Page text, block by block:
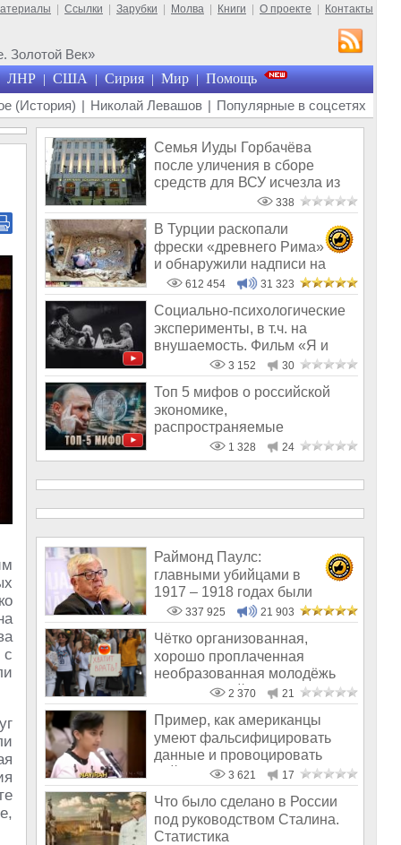
Ссылки Зарубки Молва Книги О проекте Контакты
Золотой Век»
ЛНР | США | Сирия | Мир | Помощь
(История) | Николай Левашов | Популярные в соцсетях
Семья Иуды Горбачёва
после уличения в сборе
средств для ВСУ исчезла из
338
В Турции раскопали
фрески «древнего Рима»
и обнаружили надписи на
Русском!
612 454 31 323
Социально-психологические
эксперименты, в т.ч. на
внушаемость. Фильм «Я и
3 152 30
Топ 5 мифов о российской
экономике,
распространяемые
политическими шулерами
1 328 24
Раймонд Паулс:
главными убийцами в
1917 – 1918 годах были
латыши и евреи, а не русс
337 925 21 903
Чётко организованная,
хорошо проплаченная
необразованная молодёжь
снесёт любой режи
2 370 21
Пример, как американцы
умеют фальсифицировать
данные и провоцировать
3 621 17
Что было сделано в России
под руководством Сталина.
Статистика